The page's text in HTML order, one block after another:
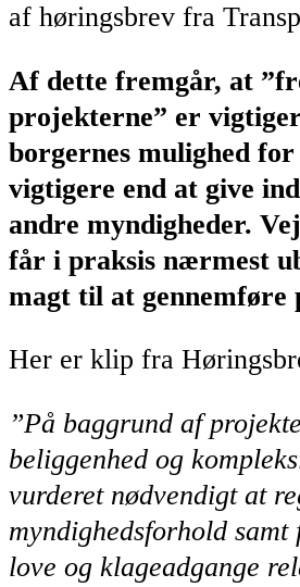
af høringsbrev fra
Af dette fremgår, at
projekterne” er
borgernes mulighed
vigtigere end at give
andre myndigheder.
får i praksis nærmest
magt til at gennemføre
Her er klip fra
”På baggrund af
beliggenhed og
vurderet nødvendigt at
myndighedsforhold samt
love og klageadgange